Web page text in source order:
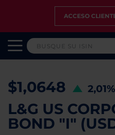
ACCESO
$1,0648 2,01%
L&G US
BOND "I"